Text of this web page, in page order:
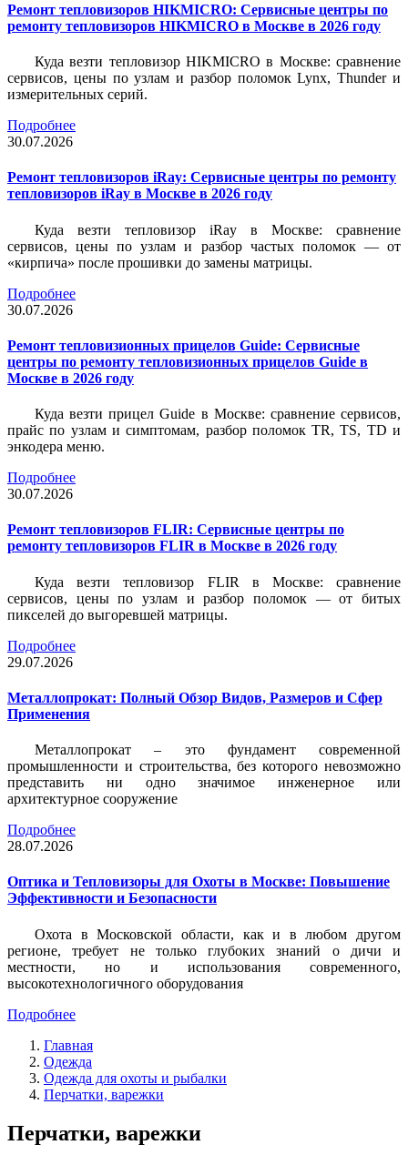
Ремонт тепловизоров HIKMICRO: Сервисные центры по
ремонту тепловизоров HIKMICRO в Москве в 2026 году
Куда везти тепловизор HIKMICRO в Москве: сравнение
сервисов, цены по узлам и разбор поломок Lynx, Thunder и
измерительных серий.
Подробнее
30.07.2026
Ремонт тепловизоров iRay: Сервисные центры по ремонту
тепловизоров iRay в Москве в 2026 году
Куда везти тепловизор iRay в Москве: сравнение
сервисов, цены по узлам и разбор частых поломок — от
«кирпича» после прошивки до замены матрицы.
Подробнее
30.07.2026
Ремонт тепловизионных прицелов Guide: Сервисные
центры по ремонту тепловизионных прицелов Guide в
Москве в 2026 году
Куда везти прицел Guide в Москве: сравнение сервисов,
прайс по узлам и симптомам, разбор поломок TR, TS, TD и
энкодера меню.
Подробнее
30.07.2026
Ремонт тепловизоров FLIR: Сервисные центры по
ремонту тепловизоров FLIR в Москве в 2026 году
Куда везти тепловизор FLIR в Москве: сравнение
сервисов, цены по узлам и разбор поломок — от битых
пикселей до выгоревшей матрицы.
Подробнее
29.07.2026
Металлопрокат: Полный Обзор Видов, Размеров и Сфер
Применения
Металлопрокат – это фундамент современной
промышленности и строительства, без которого невозможно
представить ни одно значимое инженерное или
архитектурное сооружение
Подробнее
28.07.2026
Оптика и Тепловизоры для Охоты в Москве: Повышение
Эффективности и Безопасности
Охота в Московской области, как и в любом другом
регионе, требует не только глубоких знаний о дичи и
местности, но и использования современного,
высокотехнологичного оборудования
Подробнее
Главная
Одежда
Одежда для охоты и рыбалки
Перчатки, варежки
Перчатки, варежки